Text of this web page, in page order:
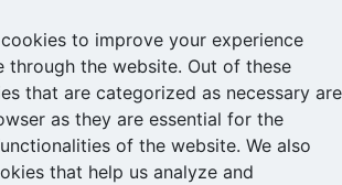
to improve your experience
through the website. Out of these
that are categorized as necessary are
as they are essential for the
of the website. We also
that help us analyze and